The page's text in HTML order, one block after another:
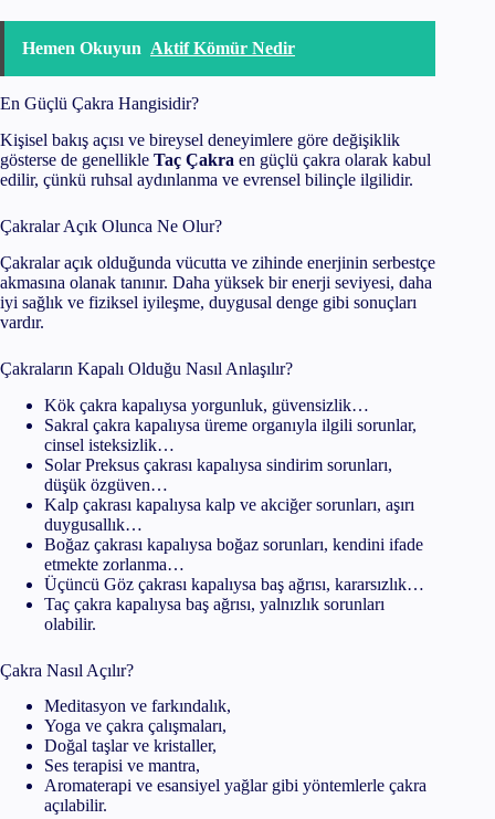
Hemen Okuyun Aktif Kömür Nedir
En Güçlü Çakra Hangisidir?
Kişisel bakış açısı ve bireysel deneyimlere göre değişiklik
gösterse de genellikle Taç Çakra en güçlü çakra olarak kabul
edilir, çünkü ruhsal aydınlanma ve evrensel bilinçle ilgilidir.
Çakralar Açık Olunca Ne Olur?
Çakralar açık olduğunda vücutta ve zihinde enerjinin serbestçe
akmasına olanak tanınır. Daha yüksek bir enerji seviyesi, daha
iyi sağlık ve fiziksel iyileşme, duygusal denge gibi sonuçları
vardır.
Çakraların Kapalı Olduğu Nasıl Anlaşılır?
Kök çakra kapalıysa yorgunluk, güvensizlik…
Sakral çakra kapalıysa üreme organıyla ilgili sorunlar,
cinsel isteksizlik…
Solar Preksus çakrası kapalıysa sindirim sorunları,
düşük özgüven…
Kalp çakrası kapalıysa kalp ve akciğer sorunları, aşırı
duygusallık…
Boğaz çakrası kapalıysa boğaz sorunları, kendini ifade
etmekte zorlanma…
Üçüncü Göz çakrası kapalıysa baş ağrısı, kararsızlık…
Taç çakra kapalıysa baş ağrısı, yalnızlık sorunları
olabilir.
Çakra Nasıl Açılır?
Meditasyon ve farkındalık,
Yoga ve çakra çalışmaları,
Doğal taşlar ve kristaller,
Ses terapisi ve mantra,
Aromaterapi ve esansiyel yağlar gibi yöntemlerle çakra
açılabilir.